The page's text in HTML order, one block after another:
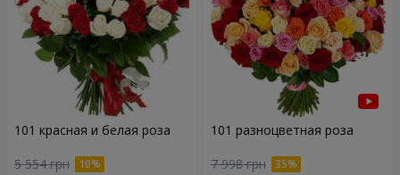
101 красная и белая роза
5 554 грн
101 разноцветная роза
7 998 грн